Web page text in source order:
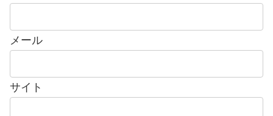
メール
サイト